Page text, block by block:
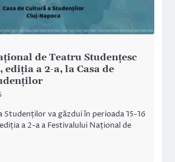
de Teatru Studenţesc
ediția a 2-a, la Casa de
Studenților va găzdui în perioada 15-16
a 2-a a Festivalului Național de